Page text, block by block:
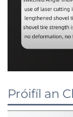
Próifíl an